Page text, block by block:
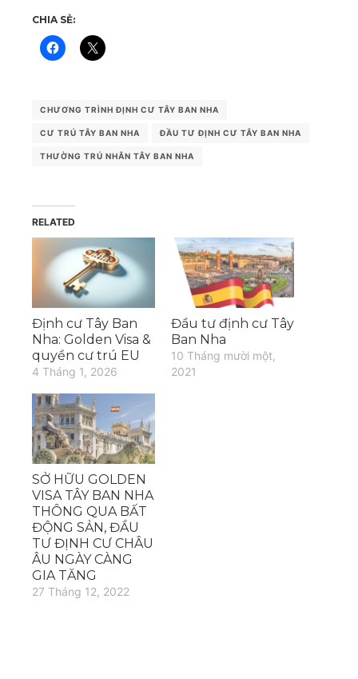
CHIA SẺ:
CHƯƠNG TRÌNH ĐỊNH CƯ TÂY BAN NHA
CƯ TRÚ TÂY BAN NHA ĐẦU TƯ ĐỊNH CƯ TÂY BAN NHA
THƯỜNG TRÚ NHÂN TÂY BAN NHA
RELATED
Định cư Tây Ban
Nha: Golden Visa &
quyền cư trú EU
4 Tháng 1, 2026
Đầu tư định cư Tây
Ban Nha
10 Tháng mười một,
2021
SỞ HỮU GOLDEN
VISA TÂY BAN NHA
THÔNG QUA BẤT
ĐỘNG SẢN, ĐẦU
TƯ ĐỊNH CƯ CHÂU
ÂU NGÀY CÀNG
GIA TĂNG
27 Tháng 12, 2022